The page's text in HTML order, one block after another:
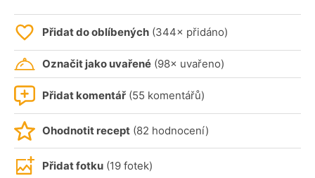
Přidat do oblíbených (344× přidáno)
Označit jako uvařené (98× uvařeno)
Přidat komentář (55 komentářů)
Ohodnotit recept (82 hodnocení)
Přidat fotku (19 fotek)